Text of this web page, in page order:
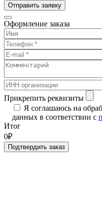
Отправить заявку
Оформление заказа
Прикрепить реквизиты
Я соглашаюсь на
данных в соответствии с
Итог
0₽
Подтвердить заказ